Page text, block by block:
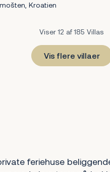
Kroatien
Viser 12 af 185 Villas
Vis flere villaer
feriehuse